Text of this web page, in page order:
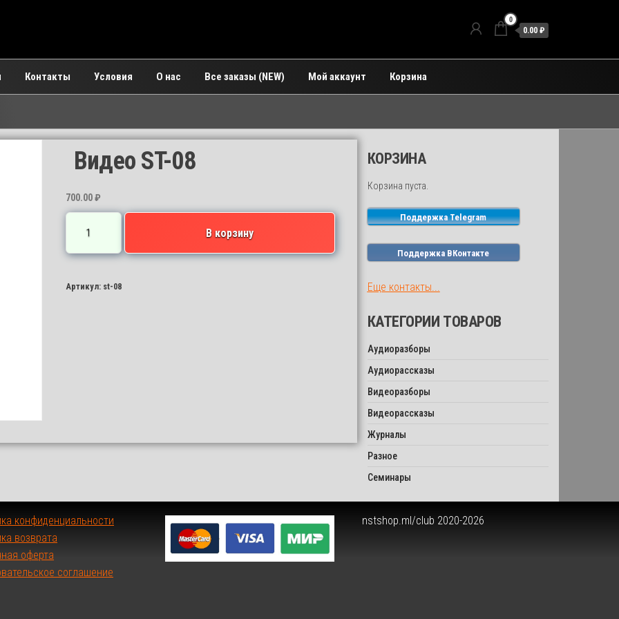
0
0.00 ₽
Контакты Условия О нас Все заказы (NEW) Мой аккаунт Корзина
Видео ST-08
700.00₽
товара
Видео
08
В корзину
Артикул: st-08
КОРЗИНА
Корзина пуста.
Поддержка Telegram
Поддержка ВКонтакте
Еще контакты...
КАТЕГОРИИ ТОВАРОВ
Аудиоразборы
Аудиорассказы
Видеоразборы
Видеорассказы
Журналы
Разное
Семинары
конфиденциальности
возврата
оферта
соглашение
nstshop.ml/club 2020-2026